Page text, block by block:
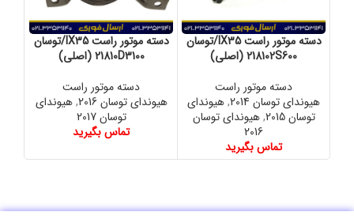
دسته موتور راست IX35/توسان
218102S600 (اصلی)
دسته موتور راست
هیوندای توسان 2014
,هیوندای
توسان 2015
,هیوندای توسان
2016
تماس بگیرید
دسته موتور راست IX35/توسان
21810D3100 (اصلی)
دسته موتور راست
هیوندای توسان 2016
,هیوندای
توسان 2017
تماس بگیرید